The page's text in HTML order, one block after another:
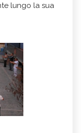
lungo la sua